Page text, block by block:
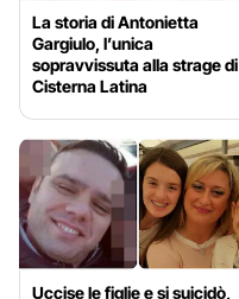
La storia di Antonietta
Gargiulo, l’unica
sopravvissuta alla strage di
Cisterna Latina
Uccise le figlie e si suicidò,